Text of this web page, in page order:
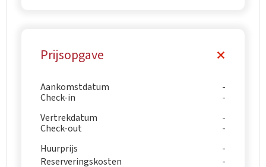
Prijsopgave
Aankomstdatum
Check-in
Vertrekdatum
Check-out
Huurprijs
Reserveringskosten